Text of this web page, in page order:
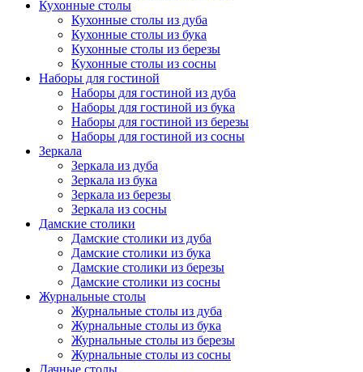
Кухонные столы
Кухонные столы из дуба
Кухонные столы из бука
Кухонные столы из березы
Кухонные столы из сосны
Наборы для гостиной
Наборы для гостиной из дуба
Наборы для гостиной из бука
Наборы для гостиной из березы
Наборы для гостиной из сосны
Зеркала
Зеркала из дуба
Зеркала из бука
Зеркала из березы
Зеркала из сосны
Дамские столики
Дамские столики из дуба
Дамские столики из бука
Дамские столики из березы
Дамские столики из сосны
Журнальные столы
Журнальные столы из дуба
Журнальные столы из бука
Журнальные столы из березы
Журнальные столы из сосны
Дачные столы